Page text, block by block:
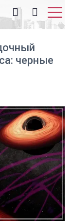
черные